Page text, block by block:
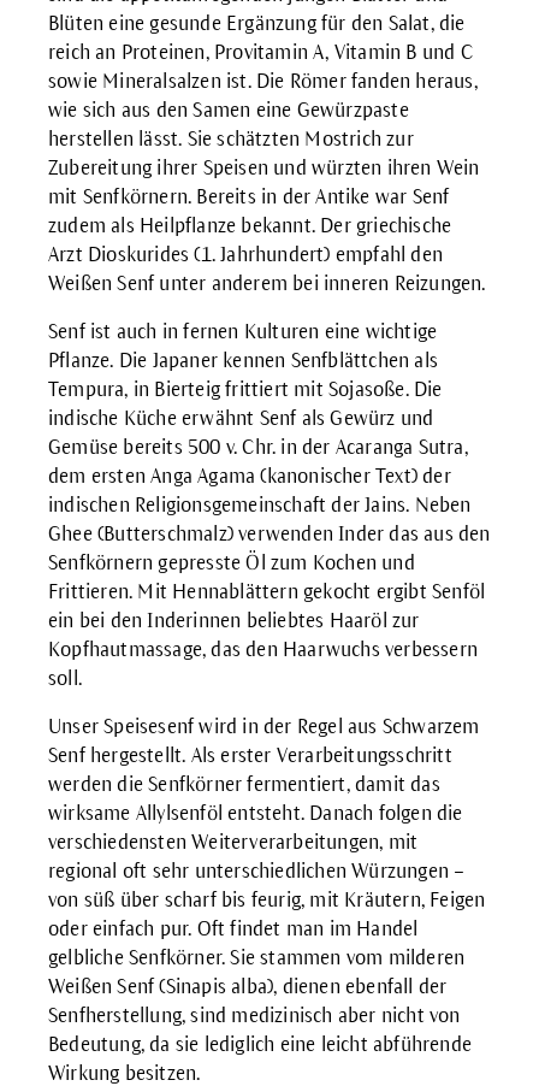
Blüten eine gesunde Ergänzung für den Salat, die
reich an Proteinen, Provitamin A, Vitamin B und C
sowie Mineralsalzen ist. Die Römer fanden heraus,
wie sich aus den Samen eine Gewürzpaste
herstellen lässt. Sie schätzten Mostrich zur
Zubereitung ihrer Speisen und würzten ihren Wein
mit Senfkörnern. Bereits in der Antike war Senf
zudem als Heilpflanze bekannt. Der griechische
Arzt Dioskurides (1. Jahrhundert) empfahl den
Weißen Senf unter anderem bei inneren Reizungen.
Senf ist auch in fernen Kulturen eine wichtige
Pflanze. Die Japaner kennen Senfblättchen als
Tempura, in Bierteig frittiert mit Sojasoße. Die
indische Küche erwähnt Senf als Gewürz und
Gemüse bereits 500 v. Chr. in der Acaranga Sutra,
dem ersten Anga Agama (kanonischer Text) der
indischen Religionsgemeinschaft der Jains. Neben
Ghee (Butterschmalz) verwenden Inder das aus den
Senfkörnern gepresste Öl zum Kochen und
Frittieren. Mit Hennablättern gekocht ergibt Senföl
ein bei den Inderinnen beliebtes Haaröl zur
Kopfhautmassage, das den Haarwuchs verbessern
soll.
Unser Speisesenf wird in der Regel aus Schwarzem
Senf hergestellt. Als erster Verarbeitungsschritt
werden die Senfkörner fermentiert, damit das
wirksame Allylsenföl entsteht. Danach folgen die
verschiedensten Weiterverarbeitungen, mit
regional oft sehr unterschiedlichen Würzungen –
von süß über scharf bis feurig, mit Kräutern, Feigen
oder einfach pur. Oft findet man im Handel
gelbliche Senfkörner. Sie stammen vom milderen
Weißen Senf (Sinapis alba), dienen ebenfall der
Senfherstellung, sind medizinisch aber nicht von
Bedeutung, da sie lediglich eine leicht abführende
Wirkung besitzen.